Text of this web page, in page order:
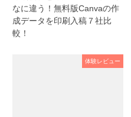
なに違う！無料版Canvaの作
成データを印刷入稿７社比
較！
体験レビュー